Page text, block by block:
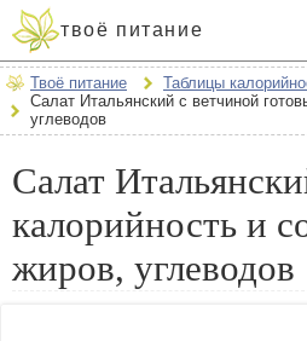
твоё питание
Твоё питание Таблицы
Салат Итальянский с ветчиной
углеводов
Салат
калорийность и
жиров, углеводов